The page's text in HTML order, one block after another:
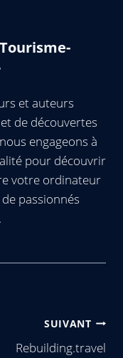
et auteurs
de découvertes
engageons à
pour découvrir
votre ordinateur
passionnés
SUIVANT
Rebuilding.travel